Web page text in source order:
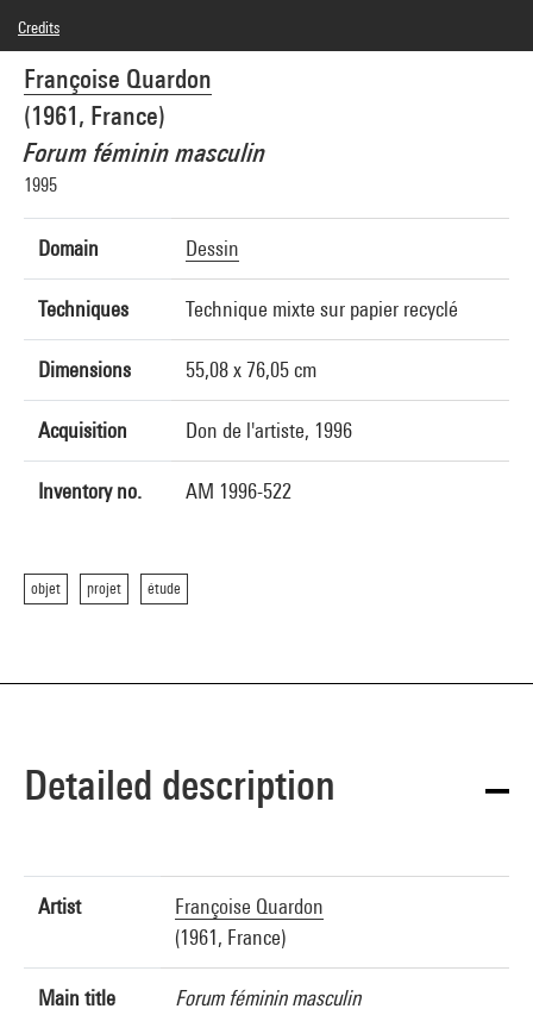
Françoise Quardon
(1961, France)
Forum féminin masculin
1995
Domain Dessin
Techniques Technique mixte sur papier recyclé
Dimensions 55,08 x 76,05 cm
Acquisition Don de l'artiste, 1996
Inventory no. AM 1996-522
objet projet étude
Credits
© Adagp, Paris
Photo credits : Centre Pompidou, MNAM-CCI/Jean-Claude Planchet/Dist.
GrandPalaisRmn
Image reference : 4R11899 [1996 CX 0699]
Detailed description
Artist
Françoise Quardon
(1961, France)
Main title Forum féminin masculin